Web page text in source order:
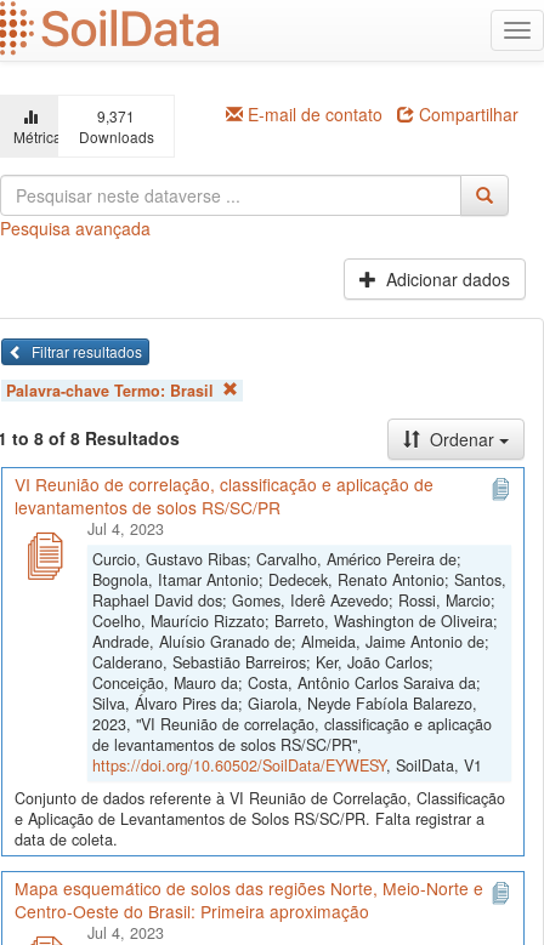
Ir
para
o
principal
Métricas
9,371
Downloads
E-mail de contato Compartilhar
Pesquisa avançada
Adicionar dados
Filtrar resultados
Palavra-chave Termo: Brasil
to 8 of 8 Resultados
Ordenar
VI Reunião de correlação, classificação e aplicação de
levantamentos de solos RS/SC/PR
Jul 4, 2023
Curcio, Gustavo Ribas; Carvalho, Américo Pereira de;
Bognola, Itamar Antonio; Dedecek, Renato Antonio; Santos,
Raphael David dos; Gomes, Iderê Azevedo; Rossi, Marcio;
Coelho, Maurício Rizzato; Barreto, Washington de Oliveira;
Andrade, Aluísio Granado de; Almeida, Jaime Antonio de;
Calderano, Sebastião Barreiros; Ker, João Carlos;
Conceição, Mauro da; Costa, Antônio Carlos Saraiva da;
Silva, Álvaro Pires da; Giarola, Neyde Fabíola Balarezo,
2023, "VI Reunião de correlação, classificação e aplicação
de levantamentos de solos RS/SC/PR",
https://doi.org/10.60502/SoilData/EYWESY, SoilData, V1
Conjunto de dados referente à VI Reunião de Correlação, Classificação
e Aplicação de Levantamentos de Solos RS/SC/PR. Falta registrar a
data de coleta.
Mapa esquemático de solos das regiões Norte, Meio-Norte e
Centro-Oeste do Brasil: Primeira aproximação
Jul 4, 2023